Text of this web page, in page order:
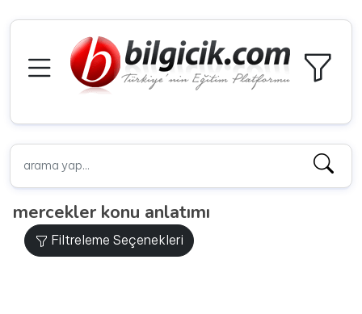
mercekler konu anlatımı
Filtreleme Seçenekleri